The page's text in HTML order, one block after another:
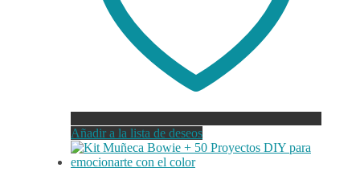
Añadir a la lista de deseos